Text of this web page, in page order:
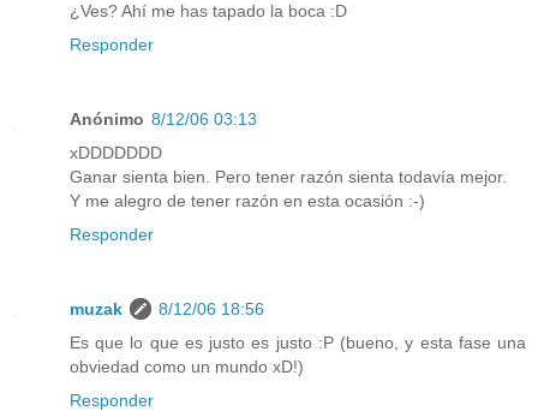
¿Ves? Ahí me has tapado la boca :D
Responder
Anónimo 8/12/06 03:13
xDDDDDDD
Ganar sienta bien. Pero tener razón sienta todavía mejor.
Y me alegro de tener razón en esta ocasión :-)
Responder
muzak
8/12/06 18:56
Es que lo que es justo es justo :P (bueno, y esta fase una
obviedad como un mundo xD!)
Responder